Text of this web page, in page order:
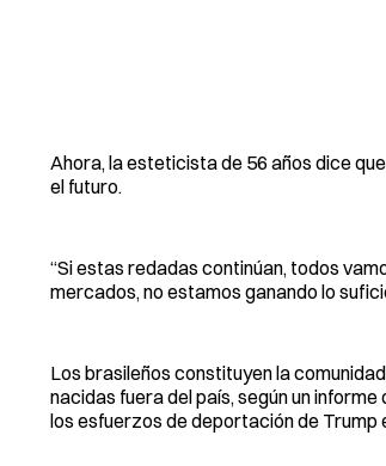
Ahora, la esteticista de 56 años dice
el futuro.
“Si estas redadas continúan, todos
mercados, no estamos ganando lo
Los brasileños constituyen la
nacidas fuera del país, según un
los esfuerzos de deportación de Trump